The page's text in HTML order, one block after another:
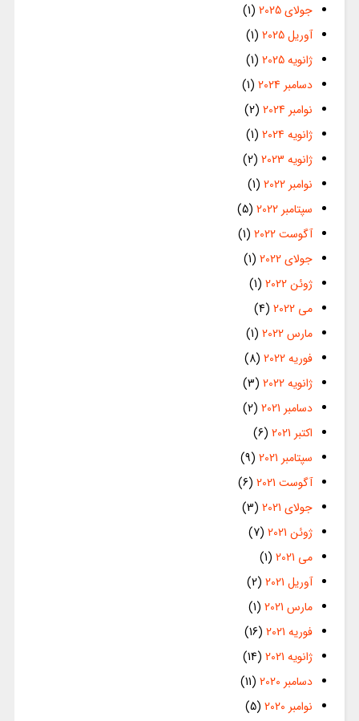
جولای 2025
(1)
آوریل 2025
(1)
ژانویه 2025
(1)
دسامبر 2024
(1)
نوامبر 2024
(2)
ژانویه 2024
(1)
ژانویه 2023
(2)
نوامبر 2022
(1)
سپتامبر 2022
(5)
آگوست 2022
(1)
جولای 2022
(1)
ژوئن 2022
(1)
می 2022
(4)
مارس 2022
(1)
فوریه 2022
(8)
ژانویه 2022
(3)
دسامبر 2021
(2)
اکتبر 2021
(6)
سپتامبر 2021
(9)
آگوست 2021
(6)
جولای 2021
(3)
ژوئن 2021
(7)
می 2021
(1)
آوریل 2021
(2)
مارس 2021
(1)
فوریه 2021
(16)
ژانویه 2021
(14)
دسامبر 2020
(11)
نوامبر 2020
(5)